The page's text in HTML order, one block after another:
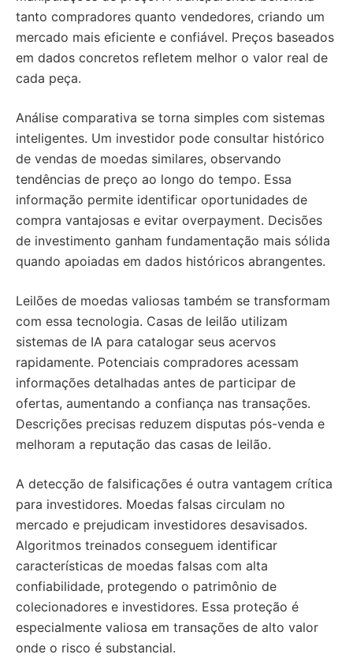
tanto compradores quanto vendedores, criando um
mercado mais eficiente e confiável. Preços baseados
em dados concretos refletem melhor o valor real de
cada peça.
Análise comparativa se torna simples com sistemas
inteligentes. Um investidor pode consultar histórico
de vendas de moedas similares, observando
tendências de preço ao longo do tempo. Essa
informação permite identificar oportunidades de
compra vantajosas e evitar overpayment. Decisões
de investimento ganham fundamentação mais sólida
quando apoiadas em dados históricos abrangentes.
Leilões de moedas valiosas também se transformam
com essa tecnologia. Casas de leilão utilizam
sistemas de IA para catalogar seus acervos
rapidamente. Potenciais compradores acessam
informações detalhadas antes de participar de
ofertas, aumentando a confiança nas transações.
Descrições precisas reduzem disputas pós-venda e
melhoram a reputação das casas de leilão.
A detecção de falsificações é outra vantagem crítica
para investidores. Moedas falsas circulam no
mercado e prejudicam investidores desavisados.
Algoritmos treinados conseguem identificar
características de moedas falsas com alta
confiabilidade, protegendo o patrimônio de
colecionadores e investidores. Essa proteção é
especialmente valiosa em transações de alto valor
onde o risco é substancial.